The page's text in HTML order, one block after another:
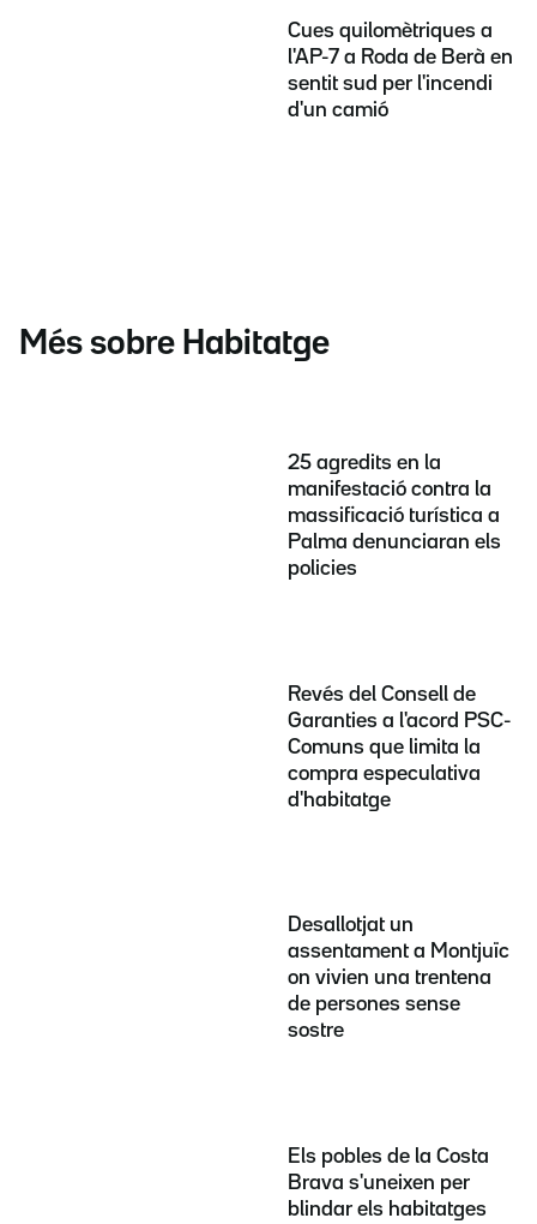
Cues quilomètriques a
l'AP-7 a Roda de Berà en
sentit sud per l'incendi
d'un camió
Més sobre Habitatge
25 agredits en la
manifestació contra la
massificació turística a
Palma denunciaran els
policies
Revés del Consell de
Garanties a l'acord PSC-
Comuns que limita la
compra especulativa
d'habitatge
Desallotjat un
assentament a Montjuïc
on vivien una trentena
de persones sense
sostre
Els pobles de la Costa
Brava s'uneixen per
blindar els habitatges